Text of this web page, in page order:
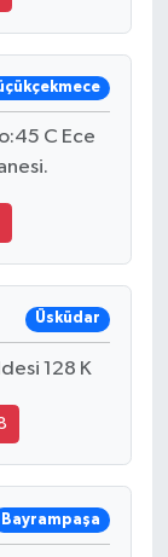
C Ece
Üsküdar
128 K
Bayrampaşa